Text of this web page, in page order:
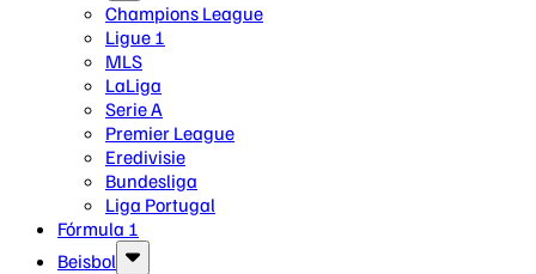
Champions League
Ligue 1
MLS
LaLiga
Serie A
Premier League
Eredivisie
Bundesliga
Liga Portugal
Fórmula 1
Beisbol